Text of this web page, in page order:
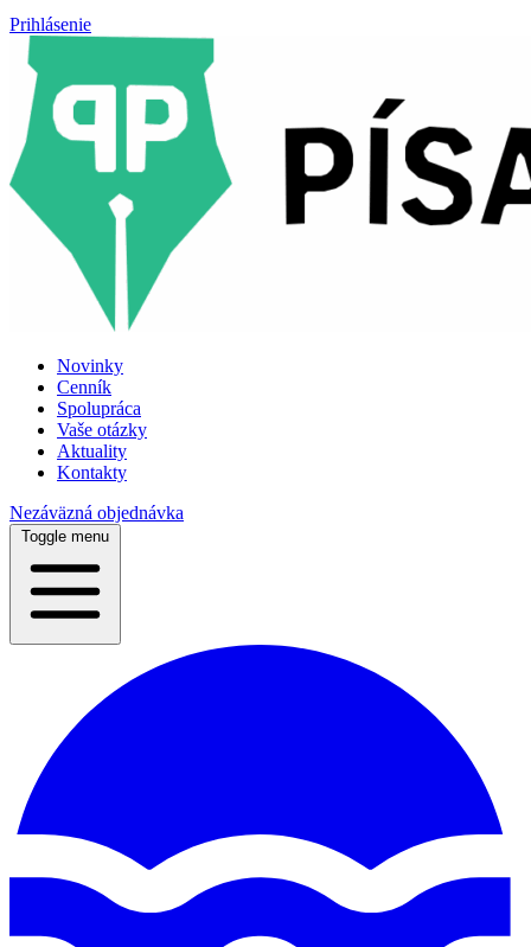
Prihlásenie
Novinky
Cenník
Spolupráca
Vaše otázky
Aktuality
Kontakty
Nezáväzná objednávka
Toggle menu